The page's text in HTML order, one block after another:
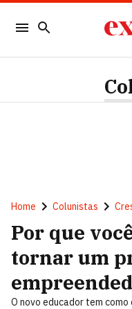
Home Colunistas
Por que
tornar um
O novo educador tem